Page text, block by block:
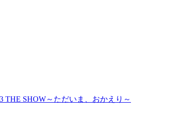
THE SHOW～ただいま、おかえり～